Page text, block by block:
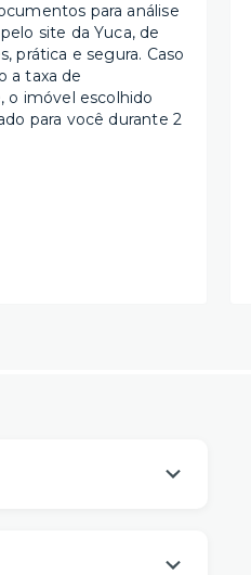
para análise
site da Yuca, de
prática e segura. Caso
a taxa de
o imóvel escolhido
para você durante 2